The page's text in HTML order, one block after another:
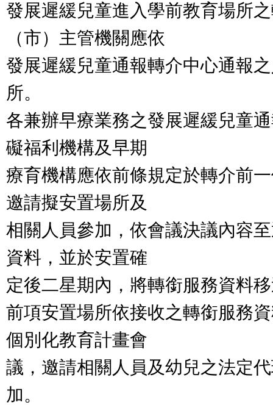
發展遲緩兒童進入學前教育場所
（市）主管機關應依
發展遲緩兒童通報轉介中心通報
所。
各兼辦早療業務之發展遲緩兒童
礙福利機構及早期
療育機構應依前條規定於轉介前
邀請擬安置場所及
相關人員參加，依會議決議內容
資料，並於安置確
定後二星期內，將轉銜服務資料
前項安置場所依接收之轉銜服務
個別化教育計畫會
議，邀請相關人員及幼兒之法定
加。